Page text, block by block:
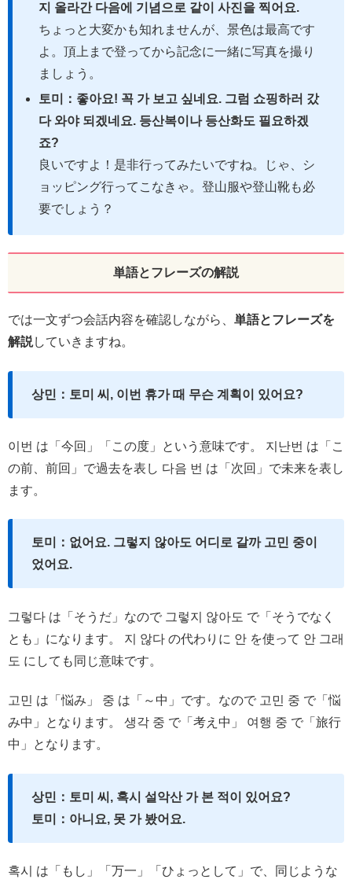
지 올라간 다음에 기념으로 같이 사진을 찍어요.
ちょっと大変かも知れませんが、景色は最高です
よ。頂上まで登ってから記念に一緒に写真を撮り
ましょう。
토미：좋아요! 꼭 가 보고 싶네요. 그럼 쇼핑하러 갔
다 와야 되겠네요. 등산복이나 등산화도 필요하겠
죠?
良いですよ！是非行ってみたいですね。じゃ、シ
ョッピング行ってこなきゃ。登山服や登山靴も必
要でしょう？
単語とフレーズの解説
では一文ずつ会話内容を確認しながら、 単語とフレーズを
解説していきますね。
상민：토미 씨, 이번 휴가 때 무슨 계획이 있어요?
이번 は「今回」「この度」という意味です。 지난번 は「こ
の前、前回」で過去を表し 다음 번 は「次回」で未来を表し
ます。
토미：없어요. 그렇지 않아도 어디로 갈까 고민 중이
었어요.
그렇다 は「そうだ」なので 그렇지 않아도 で「そうでなく
とも」になります。 지 않다 の代わりに 안 を使って 안 그래
도 にしても同じ意味です。
고민 は「悩み」 중 は「～中」です。なので 고민 중 で「悩
み中」となります。 생각 중 で「考え中」 여행 중 で「旅行
中」となります。
상민：토미 씨, 혹시 설악산 가 본 적이 있어요?
토미：아니요, 못 가 봤어요.
혹시 は「もし」「万一」「ひょっとして」で、同じような